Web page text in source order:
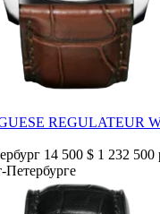
REGULATEUR
14 500 $ 1 232 500